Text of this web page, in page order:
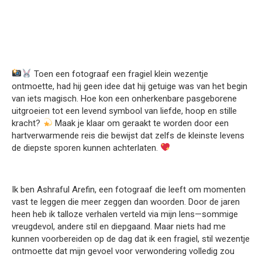
Toen een fotograaf een fragiel klein wezentje
ontmoette, had hij geen idee dat hij getuige was van het begin
van iets magisch. Hoe kon een onherkenbare pasgeborene
uitgroeien tot een levend symbool van liefde, hoop en stille
kracht?
Maak je klaar om geraakt te worden door een
hartverwarmende reis die bewijst dat zelfs de kleinste levens
de diepste sporen kunnen achterlaten.
Ik ben Ashraful Arefin, een fotograaf die leeft om momenten
vast te leggen die meer zeggen dan woorden. Door de jaren
heen heb ik talloze verhalen verteld via mijn lens—sommige
vreugdevol, andere stil en diepgaand. Maar niets had me
kunnen voorbereiden op de dag dat ik een fragiel, stil wezentje
ontmoette dat mijn gevoel voor verwondering volledig zou